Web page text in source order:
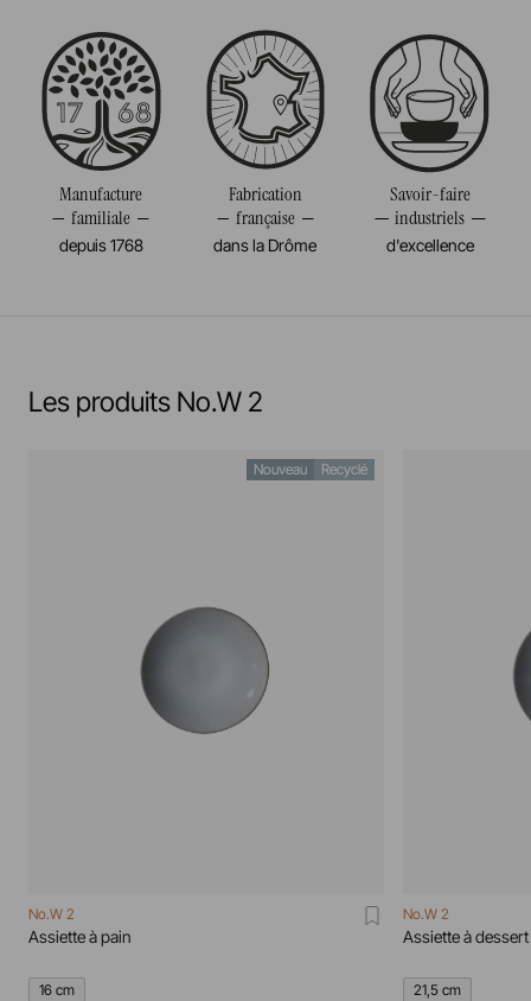
Passe au micro-onde
Résiste au congélateur et aux chocs thermiques
(-20°c)
Pas de cuisson à la flamme, ni gaz, ni électrique
Diamètre 27CM
Poids 0,950KG
Manufacture
familiale
depuis 1768
Fabrication
française
dans la Drôme
Savoir-faire
industriels
d'excellence
Les produits No.W 2
Nouveau Recyclé
No.W 2
Assiette à pain
16 cm
No.W 2
Assiette à dessert
21,5 cm